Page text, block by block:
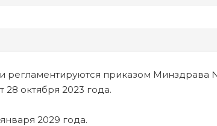
регламентируются приказом Минздрава
октября 2023 года.
2029 года.